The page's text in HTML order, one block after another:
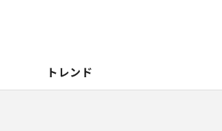
トレンド